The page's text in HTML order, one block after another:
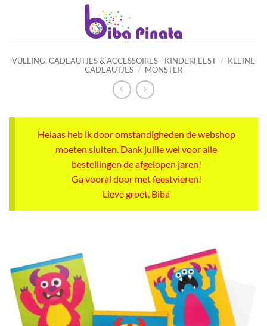
VULLING, CADEAUTJES & ACCESSOIRES - KINDERFEEST / KLEINE
CADEAUTJES / MONSTER
Helaas heb ik door omstandigheden de webshop
moeten sluiten. Dank jullie wel voor alle
bestellingen de afgelopen jaren!
Ga vooral door met feestvieren!
Lieve groet, Biba